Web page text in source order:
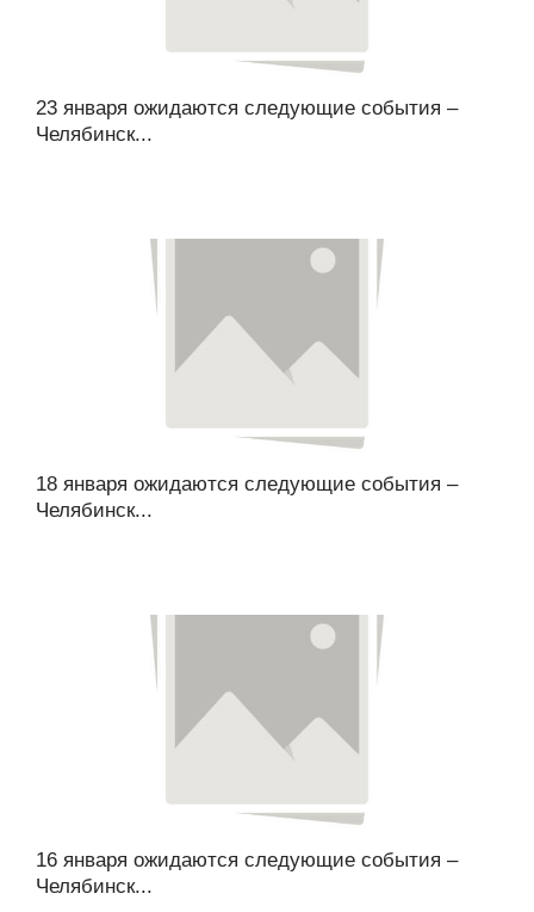
23 января ожидаются следующие события –
Челябинск...
18 января ожидаются следующие события –
Челябинск...
16 января ожидаются следующие события –
Челябинск...